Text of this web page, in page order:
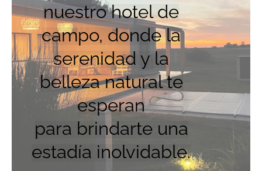
nuestro hotel de
campo, donde la
serenidad y la
belleza natural te
esperan
para brindarte una
estadía inolvidable.